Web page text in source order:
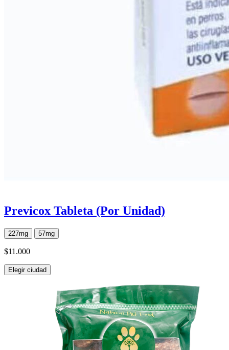
Previcox Tableta (Por Unidad)
227mg 57mg
$11.000
Elegir ciudad